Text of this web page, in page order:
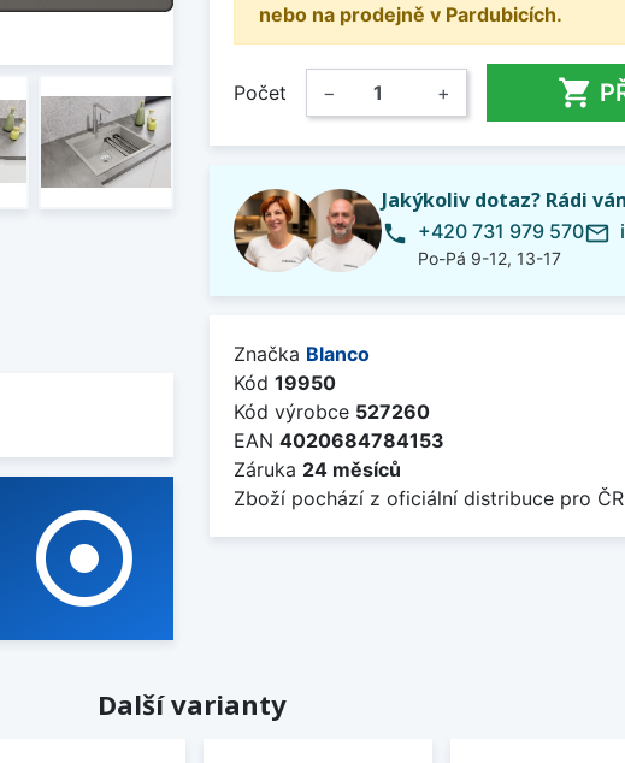
adjust
nebo na prodejně v Pardubicích.
Počet − + 
Jakýkoliv dotaz? Rádi
phone +420 731 979 570
Po-Pá 9-12, 13-17
mail_outline
Značka Blanco
Kód 19950
Kód výrobce 527260
EAN 4020684784153
Záruka 24 měsíců
Zboží pochází z oficiální distribuce pro ČR
Další varianty